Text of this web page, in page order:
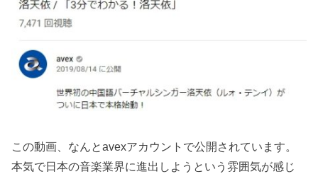
この動画、なんとavexアカウントで公開されています。
本気で日本の音楽業界に進出しようという雰囲気が感じ